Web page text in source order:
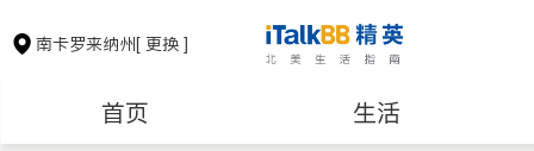
南卡罗来纳州[ 更换 ]
首页 生活